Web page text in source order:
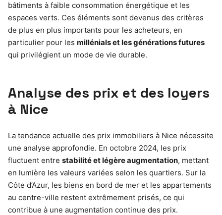
bâtiments à faible consommation énergétique et les
espaces verts. Ces éléments sont devenus des critères
de plus en plus importants pour les acheteurs, en
particulier pour les millénials et les générations futures
qui privilégient un mode de vie durable.
Analyse des prix et des loyers
à Nice
La tendance actuelle des prix immobiliers à Nice nécessite
une analyse approfondie. En octobre 2024, les prix
fluctuent entre stabilité et légère augmentation, mettant
en lumière les valeurs variées selon les quartiers. Sur la
Côte d’Azur, les biens en bord de mer et les appartements
au centre-ville restent extrêmement prisés, ce qui
contribue à une augmentation continue des prix.